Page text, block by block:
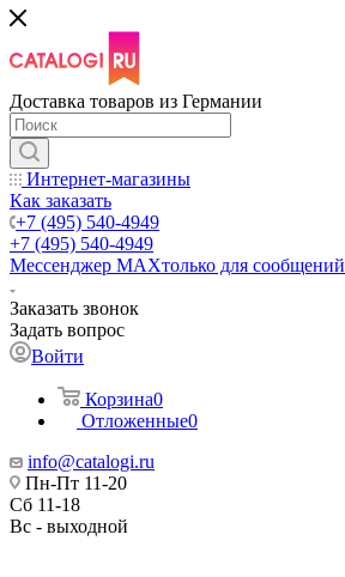
Доставка товаров из Германии
Интернет-магазины
Как заказать
+7 (495) 540-4949
+7 (495) 540-4949
Мессенджер МАХтолько для сообщений
Заказать звонок
Задать вопрос
Войти
Корзина0
Отложенные0
info@catalogi.ru
Пн-Пт 11-20
Сб 11-18
Вс - выходной